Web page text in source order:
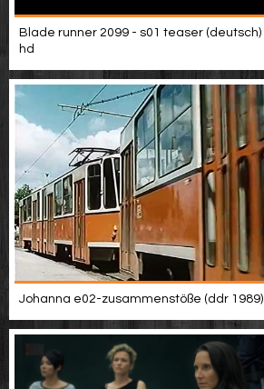
Blade runner 2099 - s01 teaser (deutsch)
hd
Johanna e02-zusammenstöße (ddr 1989)